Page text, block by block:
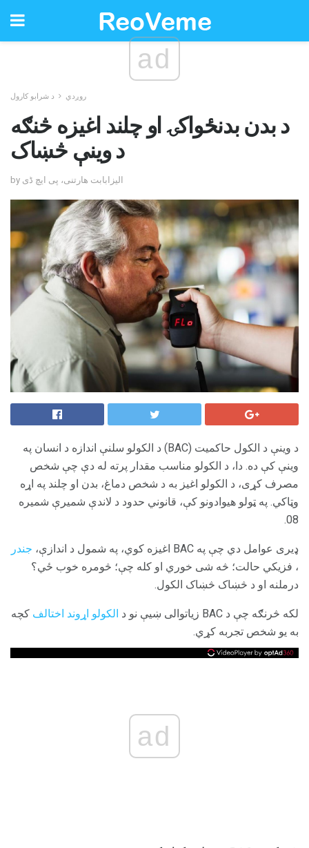
ad
روږدي د شرابو کارول
د بدن بدنځواکۍ او چلند اغیزه څنګه
د وینې څښاک
by الیزابابت هارتنی، پی ایچ ڈی
د وینې د الکول حاکمیت (BAC) د الکولو سلنې اندازه د انسان په
وینې کې ده. دا، د الکولو مناسب مقدار پرته له دې چې شخص
مصرف کړی، د الکولو اغیز به د شخص دماغ، بدن او چلند په اړه
وټاکي. په ټولو هیوادونو کې، قانوني حدود د لاندې شمیرې شمیره
08.
ډیری عوامل دي چې په BAC اغیزه کوي، په شمول د اندازې،
جندر
، فزیکي حالت؛ څه شی خوري او کله چې؛ څومره خوب ځي؟
درملنه او د څښاک څښاک الکول.
لکه څرنګه چې د BAC زیاتوالی ښیې نو د الکولو اړوند اختالف کچه
به یو شخص تجربه کړي.
ad